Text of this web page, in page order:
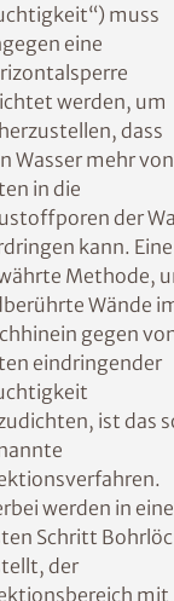
ein
von der Seite
nachträglich
das Wasser
von außen
Wand gelangt.
Informationen
aufsteigender
muss